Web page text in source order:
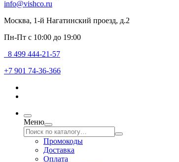
info@vishco.ru
Москва, 1-й Нагатинский проезд, д.2
Пн-Пт с 10:00 до 19:00
8 499 444-21-57
+7 901 74-36-366
Меню
Промокоды
Доставка
Оплата